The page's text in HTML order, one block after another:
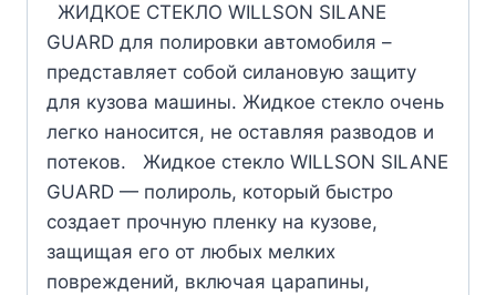
ЖИДКОЕ СТЕКЛО WILLSON SILANE
GUARD для полировки автомобиля –
представляет собой силановую защиту
для кузова машины. Жидкое стекло очень
легко наносится, не оставляя разводов и
потеков. Жидкое стекло WILLSON SILANE
GUARD — полироль, который быстро
создает прочную пленку на кузове,
защищая его от любых мелких
повреждений, включая царапины,